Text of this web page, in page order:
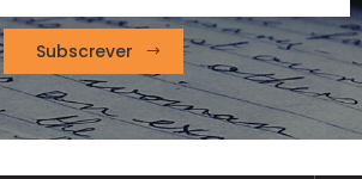
Subscrever